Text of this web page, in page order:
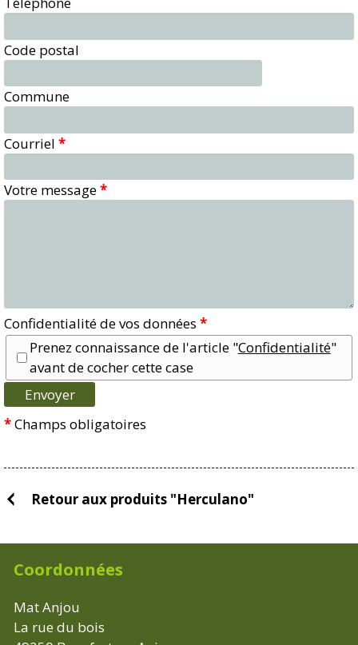
Code postal
Commune
Courriel *
Votre message*
Confidentialité de vos données *
Prenez connaissance de l'article "Confidentialité"
avant de cocher cette case
*Champs obligatoires
Retour aux produits "Herculano"
Coordonnées
Mat Anjou
La rue du bois